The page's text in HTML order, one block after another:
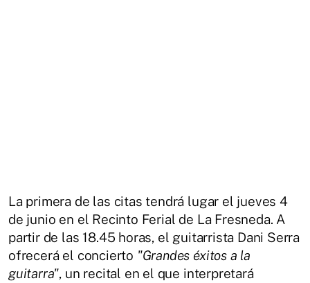
La primera de las citas tendrá lugar el jueves 4
de junio en el Recinto Ferial de La Fresneda. A
partir de las 18.45 horas, el guitarrista Dani Serra
ofrecerá el concierto "Grandes éxitos a la
guitarra", un recital en el que interpretará